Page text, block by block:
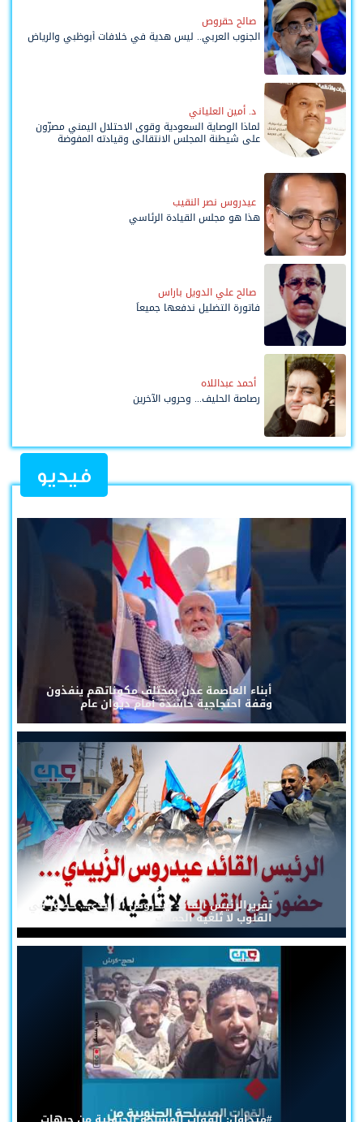
صالح حقروص
الجنوب العربي.. ليس هدية في خلافات أبوظبي والرياض
د. أمين العلياني
لماذا الوصاية السعودية وقوى الاحتلال اليمني مصرّون
على شيطنة المجلس الانتقالي وقيادته المفوضة
عيدروس نصر النقيب
هذا هو مجلس القيادة الرئاسي
صالح علي الدويل باراس
فاتورة التضليل ندفعها جميعاً
أحمد عبداللاه
رصاصة الحليف... وحروب الآخرين
فيديو
أبناء العاصمة عدن بمختلف مكوناتهم ينفذون
وقفة احتجاجية حاشدة أمام ديوان عام
تقريرالرئيس القائد عيدروس الزُبيدي... حضورٌ في
القلوب لا تُلغيه الحملات